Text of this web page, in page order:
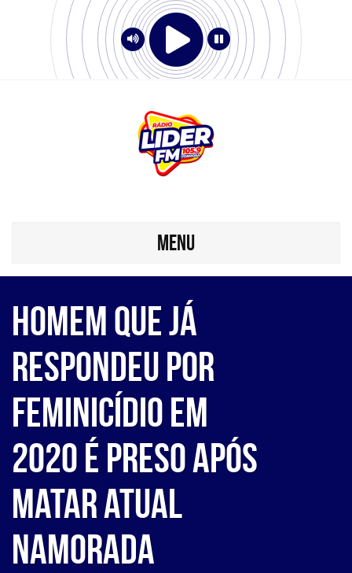
MENU
Homem que já
respondeu por
feminicídio em
2020 é preso após
matar atual
namorada